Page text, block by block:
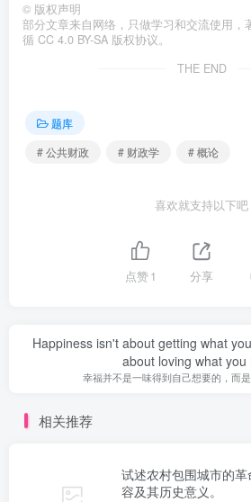
© 版权声明
部分文章来自网络，只做学习和交流使用，
循 CC 4.0 BY-SA 版权协议。
THE END
题库
# 公共财政
# 财政学 # 概论
喜欢就支持以下吧
点赞1 分享
Happiness isn't about getting what
about loving what you
幸福并不是一味得到自己想要的，而
相关推荐
试述农村包围城市的
容及其历史意义。